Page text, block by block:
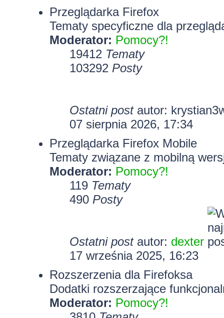
Przeglądarka Firefox
Tematy specyficzne dla
Moderator: Pomocy?!
19412 Tematy
103292 Posty
Ostatni postautor:
07 sierpnia 2026, 17:34
Przeglądarka Firefox Mobile
Tematy związane z mobilną
Moderator: Pomocy?!
119 Tematy
490 Posty
Ostatni postautor: dexter
17 września 2025, 16:23
Rozszerzenia dla Firefoksa
Dodatki rozszerzające
Moderator: Pomocy?!